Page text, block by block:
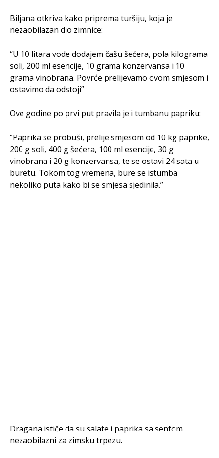
Biljana otkriva kako priprema turšiju, koja je
nezaobilazan dio zimnice:
“U 10 litara vode dodajem čašu šećera, pola kilograma
soli, 200 ml esencije, 10 grama konzervansa i 10
grama vinobrana. Povrće prelijevamo ovom smjesom i
ostavimo da odstoji”
Ove godine po prvi put pravila je i tumbanu papriku:
“Paprika se probuši, prelije smjesom od 10 kg paprike,
200 g soli, 400 g šećera, 100 ml esencije, 30 g
vinobrana i 20 g konzervansa, te se ostavi 24 sata u
buretu. Tokom tog vremena, bure se istumba
nekoliko puta kako bi se smjesa sjedinila.”
Dragana ističe da su salate i paprika sa senfom
nezaobilazni za zimsku trpezu.